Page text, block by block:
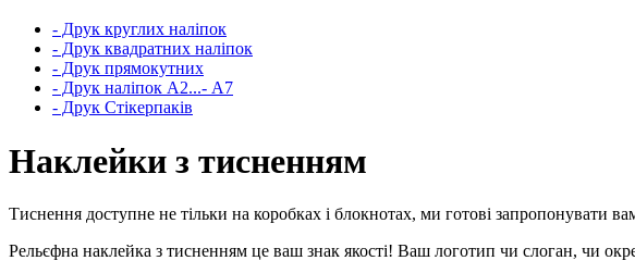
- Друк круглих наліпок
- Друк квадратних наліпок
- Друк прямокутних
- Друк наліпок А2...- А7
- Друк Стікерпаків
Наклейки з тисненням
Тиснення доступне не тільки на коробках і блокнотах, ми готові запропонувати
Рельєфна наклейка з тисненням це ваш знак якості! Ваш логотип чи слоган, чи